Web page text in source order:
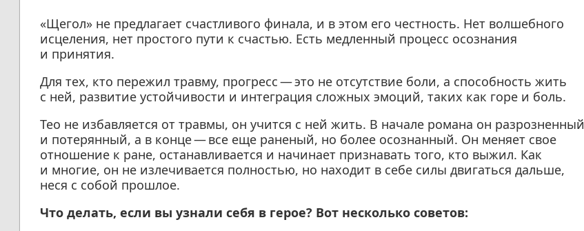
«Щегол» не предлагает счастливого финала, и в этом его честность. Нет волшебного
исцеления, нет простого пути к счастью. Есть медленный процесс осознания
и принятия.
Для тех, кто пережил травму, прогресс — это не отсутствие боли, а способность жить
с ней, развитие устойчивости и интеграция сложных эмоций, таких как горе и боль.
Тео не избавляется от травмы, он учится с ней жить. В начале романа он разрозненный
и потерянный, а в конце — все еще раненый, но более осознанный. Он меняет свое
отношение к ране, останавливается и начинает признавать того, кто выжил. Как
и многие, он не излечивается полностью, но находит в себе силы двигаться дальше,
неся с собой прошлое.
Что делать, если вы узнали себя в герое? Вот несколько советов: